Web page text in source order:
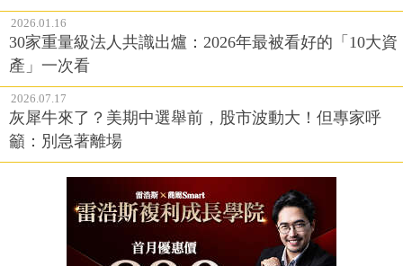
2026.01.16
30家重量級法人共識出爐：2026年最被看好的「10大資
產」一次看
2026.07.17
灰犀牛來了？美期中選舉前，股市波動大！但專家呼
籲：別急著離場